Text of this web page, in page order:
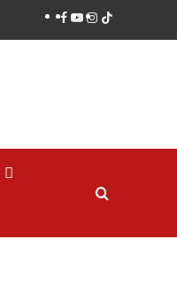
facebook
youtube
instagram
tiktok